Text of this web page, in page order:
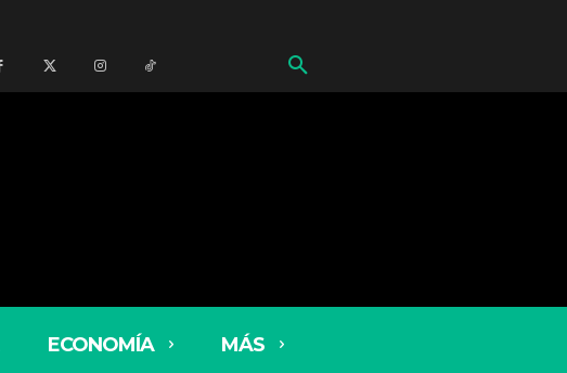
ECONOMÍA MÁS